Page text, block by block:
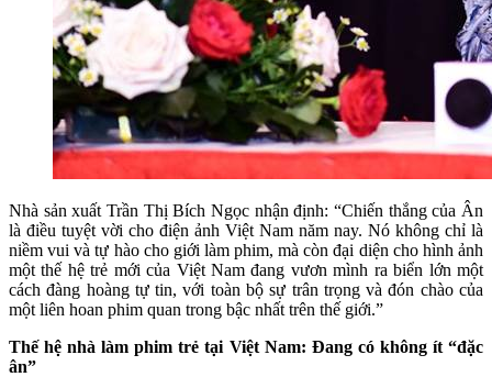
Nhà sản xuất Trần Thị Bích Ngọc nhận định: “Chiến thắng của Ân
là điều tuyệt vời cho điện ảnh Việt Nam năm nay. Nó không chỉ là
niềm vui và tự hào cho giới làm phim, mà còn đại diện cho hình ảnh
một thế hệ trẻ mới của Việt Nam đang vươn mình ra biển lớn một
cách đàng hoàng tự tin, với toàn bộ sự trân trọng và đón chào của
một liên hoan phim quan trong bậc nhất trên thế giới.”
Thế hệ nhà làm phim trẻ tại Việt Nam: Đang có không ít “đặc
ân”